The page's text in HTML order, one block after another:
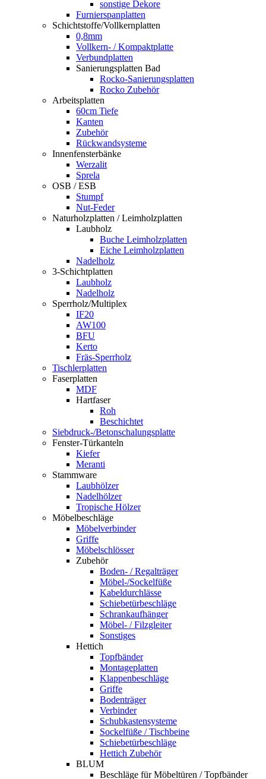
sonstige Dekore
Furnierspanplatten
Schichtstoffe/Vollkernplatten
0,8mm
Vollkern- / Kompaktplatte
Verbundplatten
Sanierungsplatten Bad
Rocko-Sanierungsplatten
Rocko Zubehör
Arbeitsplatten
60cm Tiefe
Kanten
Zubehör
Rückwandsysteme
Innenfensterbänke
Werzalit
Sprela
OSB / ESB
Stumpf
Nut-Feder
Naturholzplatten / Leimholzplatten
Laubholz
Buche Leimholzplatten
Eiche Leimholzplatten
Nadelholz
3-Schichtplatten
Laubholz
Nadelholz
Sperrholz/Multiplex
IF20
AW100
BFU
Kerto
Fräs-Sperrholz
Tischlerplatten
Faserplatten
MDF
Hartfaser
Roh
Beschichtet
Siebdruck-/Betonschalungsplatte
Fenster-Türkanteln
Kiefer
Meranti
Stammware
Laubhölzer
Nadelhölzer
Tropische Hölzer
Möbelbeschläge
Möbelverbinder
Griffe
Möbelschlösser
Zubehör
Boden- / Regalträger
Möbel-/Sockelfüße
Kabeldurchlässe
Schiebetürbeschläge
Schrankaufhänger
Möbel- / Filzgleiter
Sonstiges
Hettich
Topfbänder
Montageplatten
Klappenbeschläge
Griffe
Bodenträger
Verbinder
Schubkastensysteme
Sockelfüße / Tischbeine
Schiebetürbeschläge
Hettich Zubehör
BLUM
Beschläge für Möbeltüren / Topfbänder